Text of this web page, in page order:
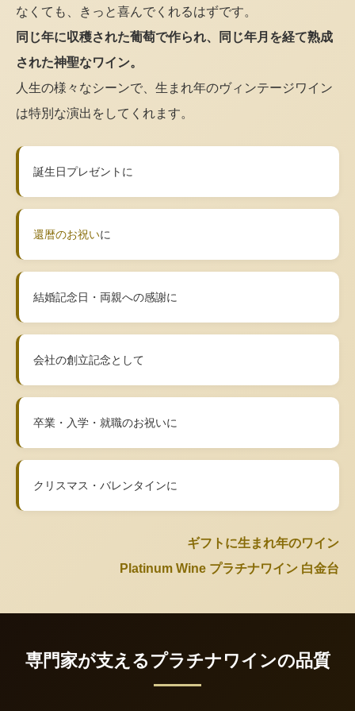
なくても、きっと喜んでくれるはずです。
同じ年に収穫された葡萄で作られ、同じ年月を経て熟成
された神聖なワイン。
人生の様々なシーンで、生まれ年のヴィンテージワイン
は特別な演出をしてくれます。
誕生日プレゼントに
還暦のお祝いに
結婚記念日・両親への感謝に
会社の創立記念として
卒業・入学・就職のお祝いに
クリスマス・バレンタインに
ギフトに生まれ年のワイン
Platinum Wine プラチナワイン 白金台
専門家が支えるプラチナワインの品質